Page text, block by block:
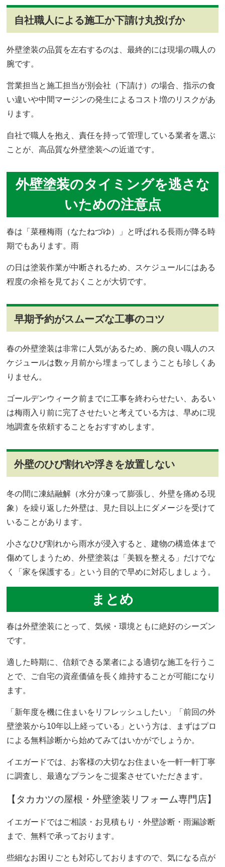
自社職人による施工か下請け丸投げか
外壁塗装の品質を左右するのは、最終的には現場の職人の
腕です。
営業担当と施工担当が別会社（下請け）の場合、指示の食
い違いや中間マージンの発生によるコスト増のリスクがあ
ります。
自社で職人を抱え、責任を持って管理している業者を選ぶ
ことが、高品質な外壁塗装への近道です。
外壁塗装のタイミングを逃さな
いための注意点
春は「菜種梅雨（なたねづゆ）」と呼ばれる長雨が降る時
期でもあります。雨
の日は塗装作業が中断されるため、スケジュールにはある
程度の余裕を見ておくことが大切です。
早期予約がスムーズな工事のコツ
春の外壁塗装は非常に人気があるため、腕の良い職人のス
ケジュールは数ヶ月前から埋まってしまうことも珍しくあ
りません。
ゴールデンウィーク前までに工事を終わらせたい、あるい
は梅雨入り前に完了させたいと考えている方は、早めに現
地調査を依頼することをおすすめします。
外壁のひび割れや浮きを放置しない
冬の間に凍結融解（水分が凍って膨張し、外壁を痛める現
象）を繰り返した外壁は、見た目以上にダメージを受けて
いることがあります。
小さなひび割れから雨水が浸入すると、建物の構造体まで
傷めてしまうため、外壁塗装は「美観を整える」だけでな
く「家を保護する」という目的で早めに対応しましょう。
まとめ
春は外壁塗装にとって、気候・環境ともに絶好のシーズン
です。
適した時期に、信頼できる業者による適切な施工を行うこ
とで、ご自宅の資産価値を長く維持することが可能になり
ます。
「新年度を機に住まいをリフレッシュしたい」「前回の外
壁塗装から10年以上経っている」という方は、まずはプロ
による無料診断から始めてみてはいかがでしょうか。
イエガードでは、お客様の大切なお住まいを一軒一軒丁寧
に調査し、最適なプランをご提案させていただきます。
【タカカツの屋根・外壁塗装リフォーム専門店】
イエガードではご相談・お 見積もり・外壁診断・雨漏診断
まで、無料で承っております。
些細なお困りごとも対応しておりますので、気になる点が